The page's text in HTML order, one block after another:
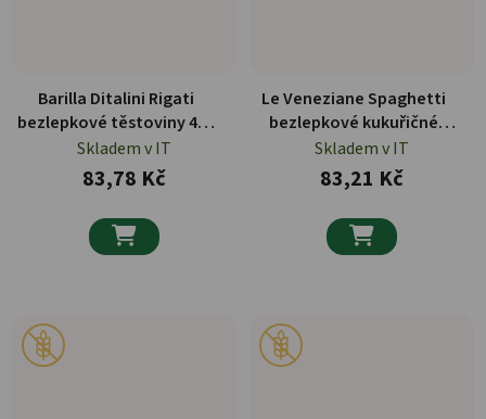
Barilla Ditalini Rigati
bezlepkové těstoviny 400
g
Skladem v IT
83,78 Kč

Le Veneziane Spaghetti
bezlepkové kukuřičné
těstoviny 250 g
Skladem v IT
83,21 Kč
